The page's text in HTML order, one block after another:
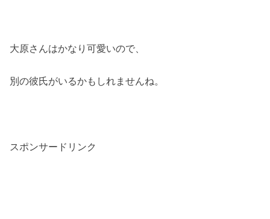
大原さんはかなり可愛いので、
別の彼氏がいるかもしれませんね。
スポンサードリンク